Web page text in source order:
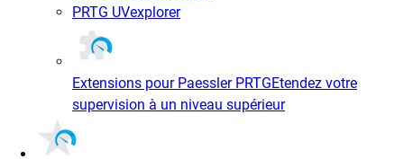
PRTG UVexplorer
Extensions pour Paessler PRTGEtendez votre
supervision à un niveau supérieur